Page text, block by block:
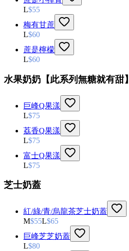
L$55
梅有甘蔗
L$60
蔗是檸檬
L$60
水果奶奶【此系列無糖就有甜】
巨峰Q果漾
L$75
荔香Q果漾
L$75
富士Q果漾
L$75
芝士奶蓋
紅/綠/青/烏龍茶芝士奶蓋
M$55L$65
巨峰芝芝奶蓋
L$80